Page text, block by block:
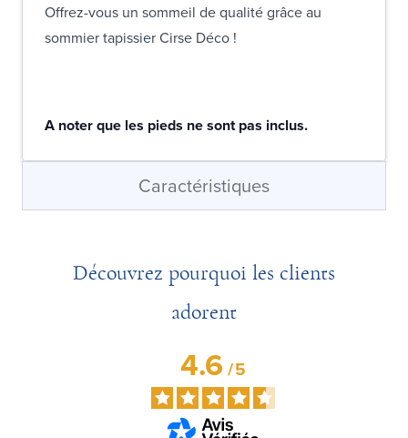
Offrez-vous un sommeil de qualité grâce au
sommier tapissier Cirse Déco !
A noter que les pieds ne sont pas inclus.
Caractéristiques
Découvrez pourquoi les clients
adorent
4.6/5